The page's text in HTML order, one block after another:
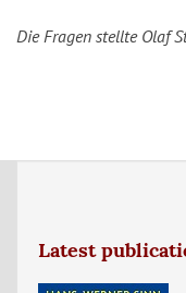
Die Fragen stellte Olaf
Latest